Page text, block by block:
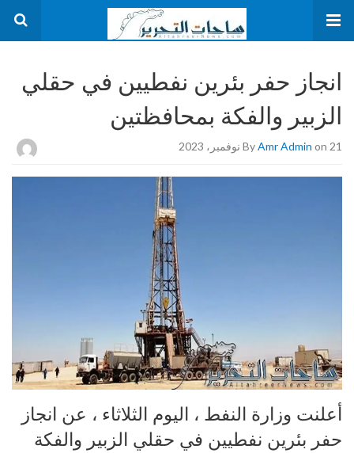
انجاز حفر بئرين نفطيين في حقلي
الزبير والفكة بمحافظتين
ByAmr Admin on 21 نوفمبر، 2023
أعلنت وزارة النفط ، اليوم الثلاثاء ، عن انجاز
حفر بئرين نفطيين في حقلي الزبير والفكة